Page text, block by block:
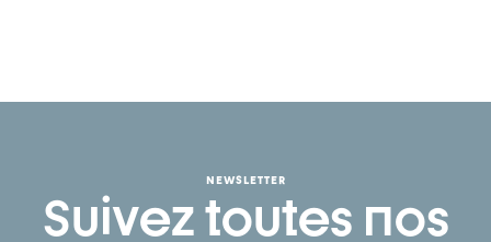
NEWSLETTER
Suivez toutes nos